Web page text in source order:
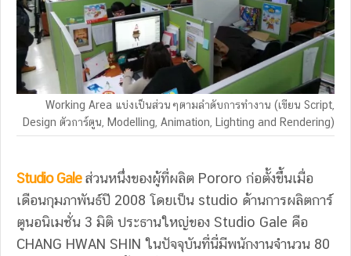
Working Area แบ่งเป็นส่วนๆตามลำดับการทำงาน (เขียน Script,
Design ตัวการ์ตูน, Modelling, Animation, Lighting and Rendering)
Studio Gale ส่วนหนึ่งของผู้ที่ผลิต Pororo ก่อตั้งขึ้นเมื่อ
เดือนกุมภาพันธ์ปี 2008 โดยเป็น studio ด้านการผลิตการ์
ตูนอนิเมชั่น 3 มิติ ประธานใหญ่ของ Studio Gale คือ
CHANG HWAN SHIN ในปัจจุบันที่นี่มีพนักงานจำนวน 80